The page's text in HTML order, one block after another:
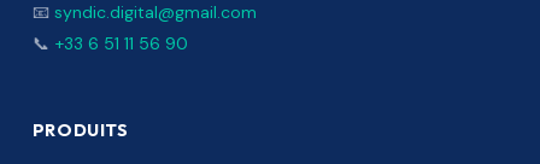
📧 syndic.digital@gmail.com
📞 +33 6 51 11 56 90
PRODUITS